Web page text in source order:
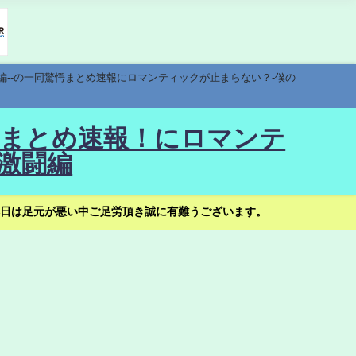
の一同驚愕まとめ速報にロマンティックが止まらない？-僕の
とめ速報！にロマンテ
闘編
足元が悪い中ご足労頂き誠に有難うございます。